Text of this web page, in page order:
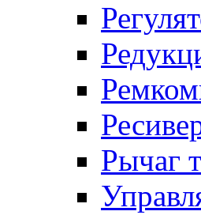
Рычаг